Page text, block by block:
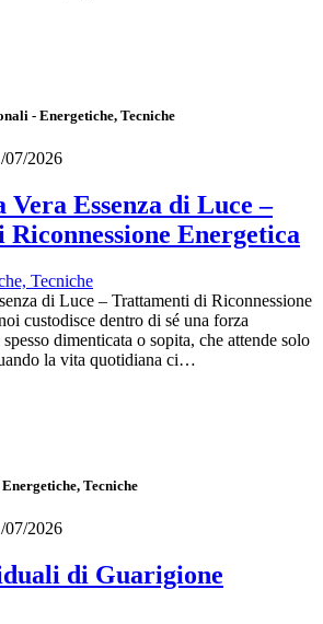
- Energetiche, Tecniche
2026
Essenza di Luce –
Energetica
Tecniche
di Luce – Trattamenti di Riconnessione
custodisce dentro di sé una forza
dimenticata o sopita, che attende solo
la vita quotidiana ci…
Tecniche
2026
di Guarigione